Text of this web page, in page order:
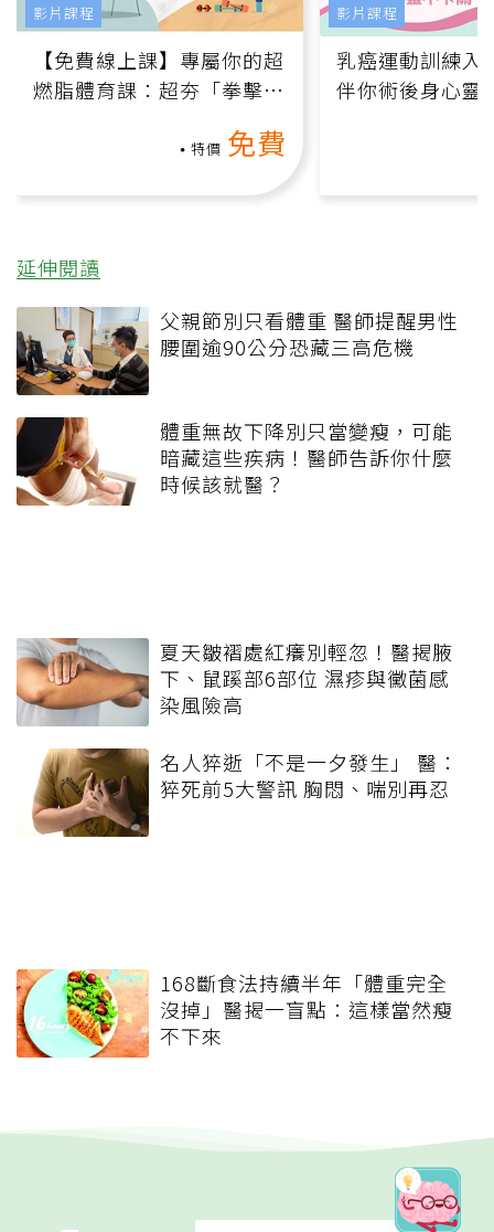
【免費線上課】專屬你的超
燃脂體育課：超夯「拳擊有
特價 免費
影片課程
乳癌運動訓練入
伴你術後身心靈
影片課程
延伸閱讀
父親節別只看體重 醫師提醒男性
腰圍逾90公分恐藏三高危機
體重無故下降別只當變瘦，可能
暗藏這些疾病！醫師告訴你什麼
時候該就醫？
夏天皺褶處紅癢別輕忽！醫揭腋
下、鼠蹊部6部位 濕疹與黴菌感
染風險高
名人猝逝「不是一夕發生」 醫：
猝死前5大警訊 胸悶、喘別再忍
168斷食法持續半年「體重完全
沒掉」醫揭一盲點：這樣當然瘦
不下來